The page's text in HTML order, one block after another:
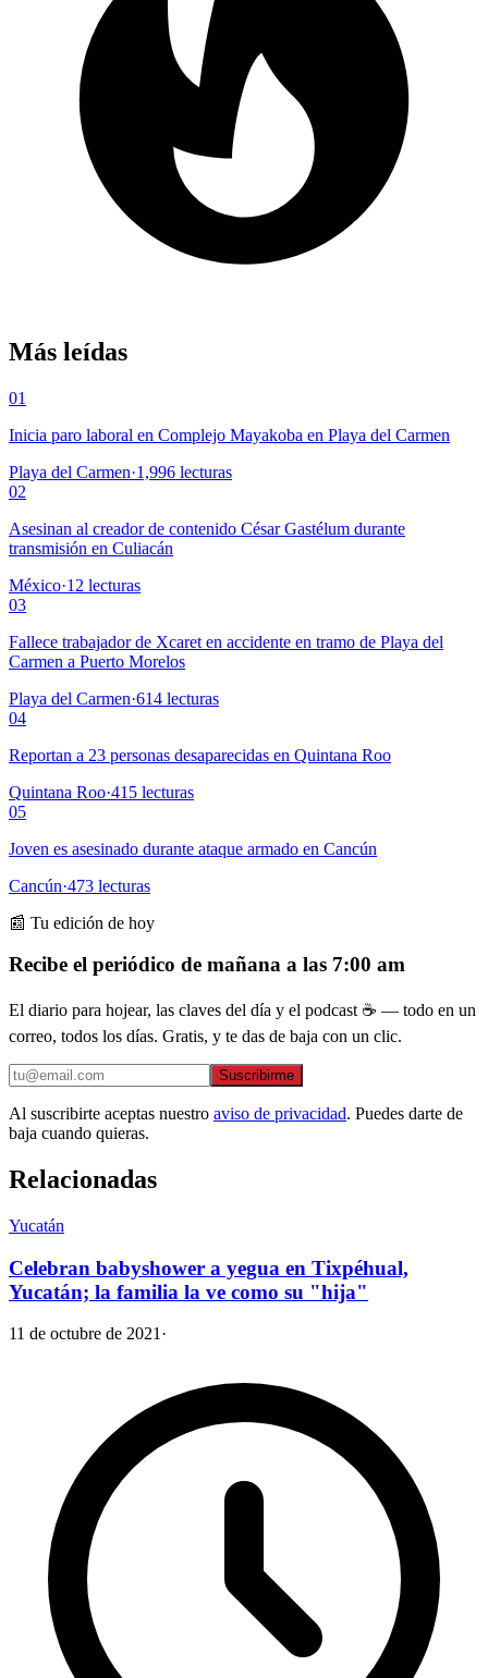
Más leídas
01
Inicia paro laboral en Complejo Mayakoba en Playa del Carmen
Playa del Carmen·1,996 lecturas
02
Asesinan al creador de contenido César Gastélum durante
transmisión en Culiacán
México·12 lecturas
03
Fallece trabajador de Xcaret en accidente en tramo de Playa del
Carmen a Puerto Morelos
Playa del Carmen·614 lecturas
04
Reportan a 23 personas desaparecidas en Quintana Roo
Quintana Roo·415 lecturas
05
Joven es asesinado durante ataque armado en Cancún
Cancún·473 lecturas
📰 Tu edición de hoy
Recibe el periódico de mañana a las 7:00 am
El diario para hojear, las claves del día y el podcast ☕ — todo en un
correo, todos los días. Gratis, y te das de baja con un clic.
Suscribirme
Al suscribirte aceptas nuestro aviso de privacidad. Puedes darte de
baja cuando quieras.
Relacionadas
Yucatán
Celebran babyshower a yegua en Tixpéhual,
Yucatán; la familia la ve como su "hija"
11 de octubre de 2021 ·